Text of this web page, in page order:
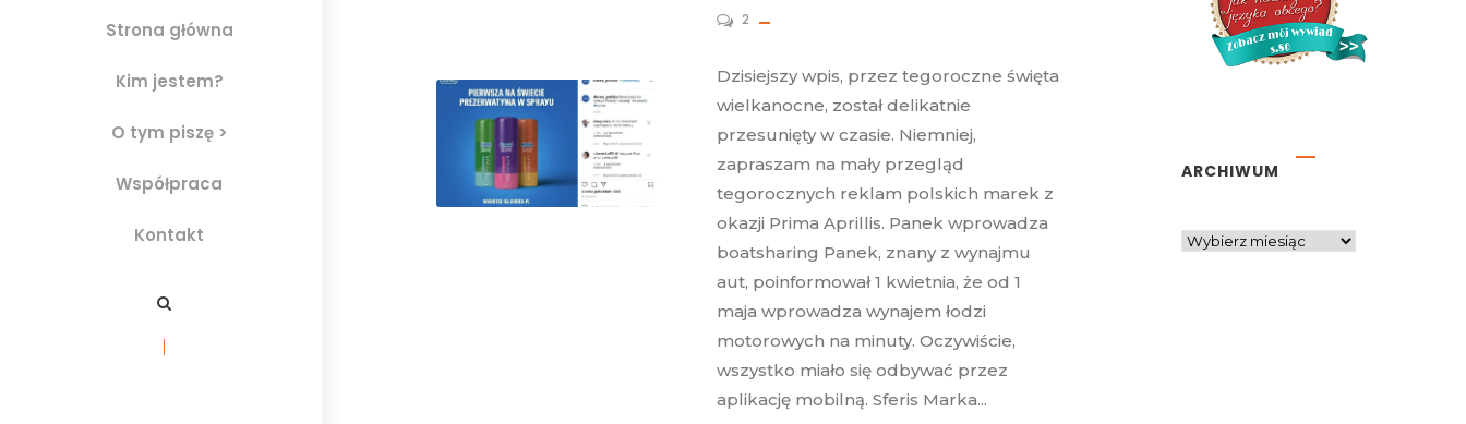
Strona główna
Kim jestem?
O tym piszę >
Współpraca
Kontakt
2
Dzisiejszy wpis, przez tegoroczne święta
wielkanocne, został delikatnie
przesunięty w czasie. Niemniej,
zapraszam na mały przegląd
tegorocznych reklam polskich marek z
okazji Prima Aprillis. Panek wprowadza
boatsharing Panek, znany z wynajmu
aut, poinformował 1 kwietnia, że od 1
maja wprowadza wynajem łodzi
motorowych na minuty. Oczywiście,
wszystko miało się odbywać przez
aplikację mobilną. Sferis Marka...
ARCHIWUM